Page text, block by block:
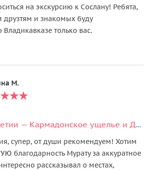
на экскурсию к Сослану! Ребята,
друзтям и знакомых буду
только вас.
М.
Мини-тур по Осетии — Кармадонское ущелье и Даргавс
супер, от души рекомендуем! Хотим
благодарность Мурату за аккуратное
рассказывал о местах,